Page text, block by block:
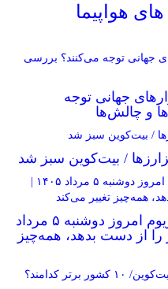
هواپیما
جهانی توجه
و چالش‌ها
/ بیت‌کوین سبز شد
قیمت تتر، بیت‌کوین و اتریوم امروز دوشنبه ۵ مرداد
را از دست بدهد، همه‌چیز